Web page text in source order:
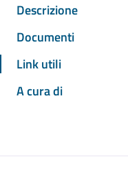
Descrizione
Documenti
Link utili
A cura di